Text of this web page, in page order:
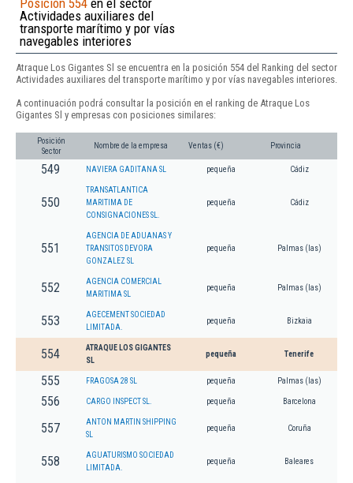
Actividades auxiliares del
transporte marítimo y por vías
navegables interiores
Atraque Los Gigantes Sl se encuentra en la posición 554 del Ranking del sector
Actividades auxiliares del transporte marítimo y por vías navegables interiores.
A continuación podrá consultar la posición en el ranking de Atraque Los
Gigantes Sl y empresas con posiciones similares:
Posición
Sector
Nombre de la empresa Ventas (€) Provincia
549 NAVIERA GADITANA SL pequeña Cádiz
550
TRANSATLANTICA
MARITIMA DE
CONSIGNACIONES SL.
pequeña Cádiz
551
AGENCIA DE ADUANAS Y
TRANSITOS DEVORA
GONZALEZ SL
pequeña Palmas (las)
552
AGENCIA COMERCIAL
MARITIMA SL
pequeña Palmas (las)
553
AGECEMENT SOCIEDAD
LIMITADA.
pequeña Bizkaia
554
ATRAQUE LOS GIGANTES
SL
pequeña Tenerife
555 FRAGOSA 28 SL pequeña Palmas (las)
556 CARGO INSPECT SL. pequeña Barcelona
557
ANTON MARTIN SHIPPING
SL
pequeña Coruña
558
AGUATURISMO SOCIEDAD
LIMITADA.
pequeña Baleares